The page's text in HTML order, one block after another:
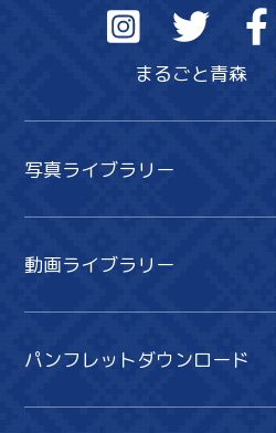
まるごと青森
写真ライブラリー
動画ライブラリー
パンフレットダウンロード